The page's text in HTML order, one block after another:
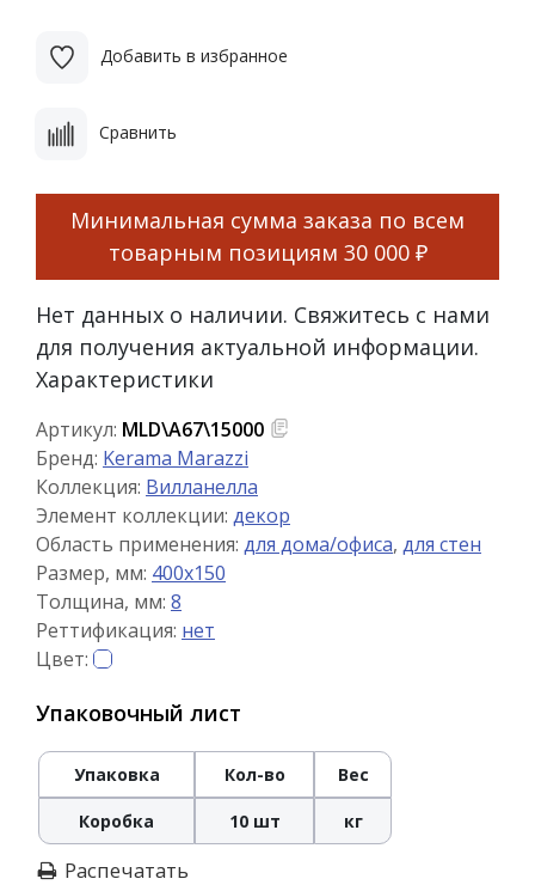
Добавить в избранное
Сравнить
Минимальная сумма заказа по всем
товарным позициям 30 000 ₽
Нет данных о наличии. Свяжитесь с нами
для получения актуальной информации.
Характеристики
Артикул: MLD\A67\15000
Бренд: Kerama Marazzi
Коллекция: Вилланелла
Элемент коллекции: декор
Область применения: для дома/офиса, для стен
Размер, мм: 400x150
Толщина, мм: 8
Реттификация: нет
Цвет:
Упаковочный лист
Упаковка Кол-во Вес
Коробка 10 шт кг
Распечатать